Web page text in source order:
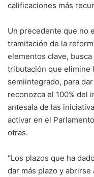
calificaciones más
Un precedente que no
tramitación de la
elementos clave,
tributación que elimine
semiintegrado, para
reconozca el 100% del
antesala de las
activar en el
otras.
“Los plazos que ha
dar más plazo y